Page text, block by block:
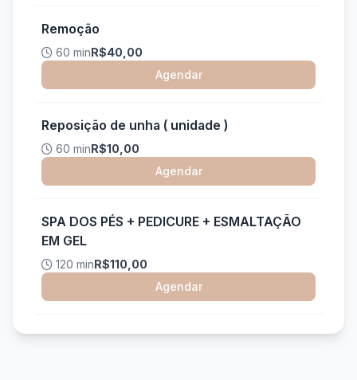
Remoção
60 minR$40,00
Agendar
Reposição de unha ( unidade )
60 minR$10,00
Agendar
SPA DOS PÉS + PEDICURE + ESMALTAÇÃO
EM GEL
120 minR$110,00
Agendar